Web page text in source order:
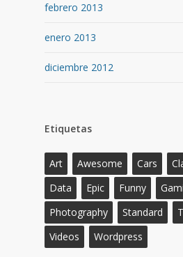
febrero 2013
enero 2013
diciembre 2012
Etiquetas
Art Awesome Cars
Data
Epic Funny
Photography
Standard
Videos
Wordpress